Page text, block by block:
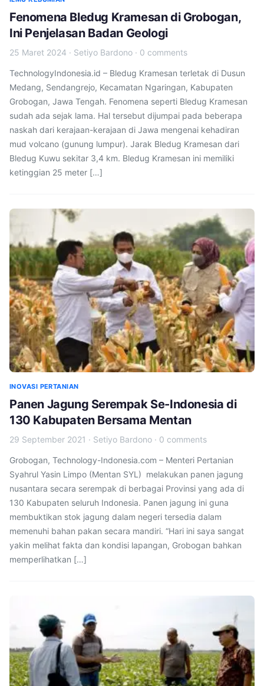
Fenomena Bledug Kramesan di Grobogan,
Ini Penjelasan Badan Geologi
25 Maret 2024 · Setiyo Bardono · 0 comments
TechnologyIndonesia.id – Bledug Kramesan terletak di Dusun
Medang, Sendangrejo, Kecamatan Ngaringan, Kabupaten
Grobogan, Jawa Tengah. Fenomena seperti Bledug Kramesan
sudah ada sejak lama. Hal tersebut dijumpai pada beberapa
naskah dari kerajaan-kerajaan di Jawa mengenai kehadiran
mud volcano (gunung lumpur). Jarak Bledug Kramesan dari
Bledug Kuwu sekitar 3,4 km. Bledug Kramesan ini memiliki
ketinggian 25 meter […]
INOVASI PERTANIAN
Panen Jagung Serempak Se-Indonesia di
130 Kabupaten Bersama Mentan
29 September 2021 · Setiyo Bardono · 0 comments
Grobogan, Technology-Indonesia.com – Menteri Pertanian
Syahrul Yasin Limpo (Mentan SYL) melakukan panen jagung
nusantara secara serempak di berbagai Provinsi yang ada di
130 Kabupaten seluruh Indonesia. Panen jagung ini guna
membuktikan stok jagung dalam negeri tersedia dalam
memenuhi bahan pakan secara mandiri. “Hari ini saya sangat
yakin melihat fakta dan kondisi lapangan, Grobogan bahkan
memperlihatkan […]